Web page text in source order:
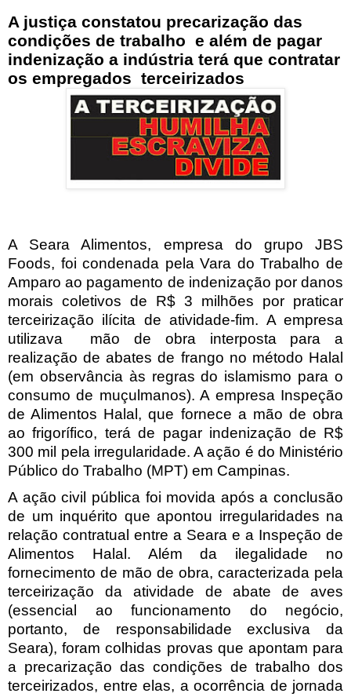
A justiça constatou precarização das
condições de trabalho e além de pagar
indenização a indústria terá que contratar
os empregados terceirizados
A Seara Alimentos, empresa do grupo JBS
Foods, foi condenada pela Vara do Trabalho de
Amparo ao pagamento de indenização por danos
morais coletivos de R$ 3 milhões por praticar
terceirização ilícita de atividade-fim. A empresa
utilizava mão de obra interposta para a
realização de abates de frango no método Halal
(em observância às regras do islamismo para o
consumo de muçulmanos). A empresa Inspeção
de Alimentos Halal, que fornece a mão de obra
ao frigorífico, terá de pagar indenização de R$
300 mil pela irregularidade. A ação é do Ministério
Público do Trabalho (MPT) em Campinas.
A ação civil pública foi movida após a conclusão
de um inquérito que apontou irregularidades na
relação contratual entre a Seara e a Inspeção de
Alimentos Halal. Além da ilegalidade no
fornecimento de mão de obra, caracterizada pela
terceirização da atividade de abate de aves
(essencial ao funcionamento do negócio,
portanto, de responsabilidade exclusiva da
Seara), foram colhidas provas que apontam para
a precarização das condições de trabalho dos
terceirizados, entre elas, a ocorrência de jornada